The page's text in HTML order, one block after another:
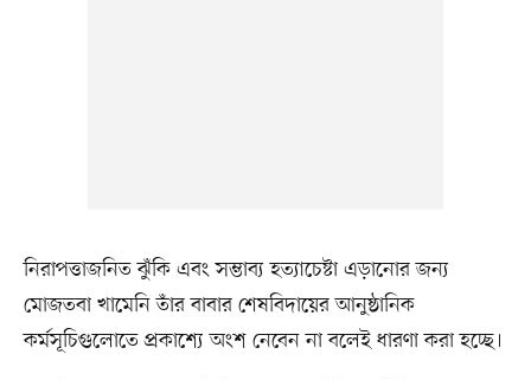
নিরাপত্তাজনিত ঝুঁকি এবং সম্ভাব্য হত্যাচেষ্টা এড়ানোর জন্য
মোজতবা খামেনি তাঁর বাবার শেষবিদায়ের আনুষ্ঠানিক
কর্মসূচিগুলোতে প্রকাশ্যে অংশ নেবেন না বলেই ধারণা করা হচ্ছে।